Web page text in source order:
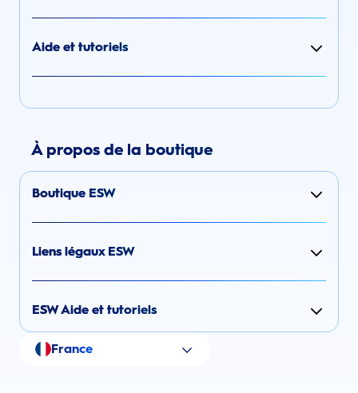
Aide et tutoriels
À propos de la boutique
Boutique ESW
Liens légaux ESW
ESW Aide et tutoriels
France